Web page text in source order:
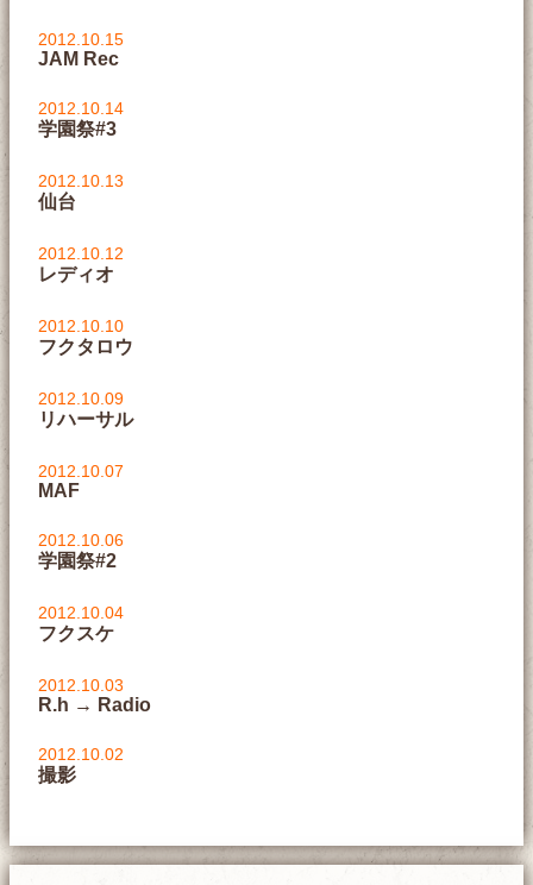
2012.10.15
JAM Rec
2012.10.14
学園祭#3
2012.10.13
仙台
2012.10.12
レディオ
2012.10.10
フクタロウ
2012.10.09
リハーサル
2012.10.07
MAF
2012.10.06
学園祭#2
2012.10.04
フクスケ
2012.10.03
R.h → Radio
2012.10.02
撮影